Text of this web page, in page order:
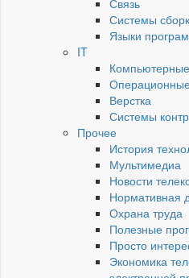
Связь
Системы
Языки
IT
Верстка
Системы
Прочее
История
Мультимедиа
Новости
Нормативная
Охрана труда
Полезные
Просто
Экономика